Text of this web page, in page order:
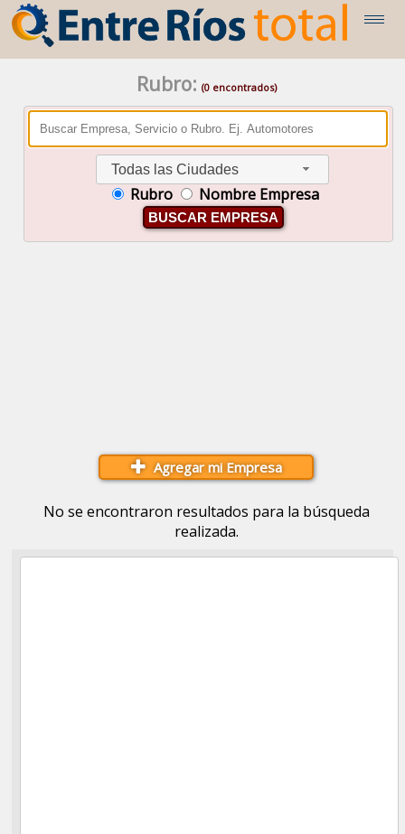
Rubro: (0 encontrados)
Todas las Ciudades
Rubro Nombre Empresa
BUSCAR EMPRESA
Agregar mi Empresa
No se encontraron resultados para la búsqueda
realizada.